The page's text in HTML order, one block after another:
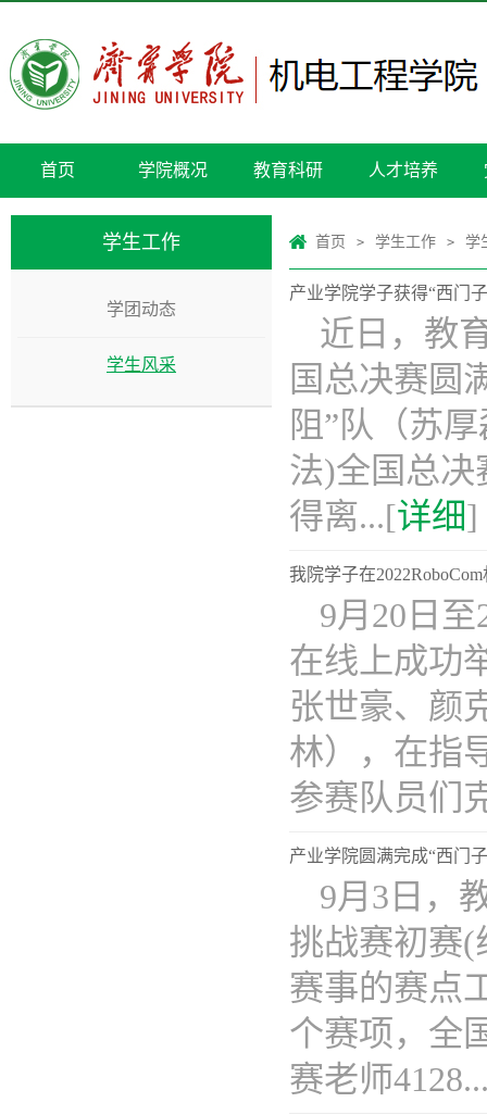
首页 学院概况 教育科研 人才培养
学生工作
学团动态
学生风采
首页 > 学生工作 > 学
产业学院学子获得“西门
近日，教
国总决赛圆
阻”队（苏
法)全国总决
得离...[详细]
我院学子在
9月20日
在线上成功
张世豪、颜
林），在指
参赛队员们
产业学院圆满完成“西门
9月3日，
挑战赛初赛
赛事的赛点
个赛项，全
赛老师